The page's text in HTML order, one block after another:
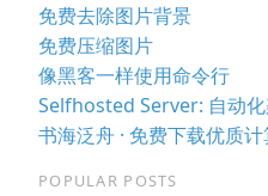
免费去除图片背景
免费压缩图片
像黑客一样使用命令行
Selfhosted Server: 自动
书海泛舟 · 免费下载优质
POPULAR POSTS